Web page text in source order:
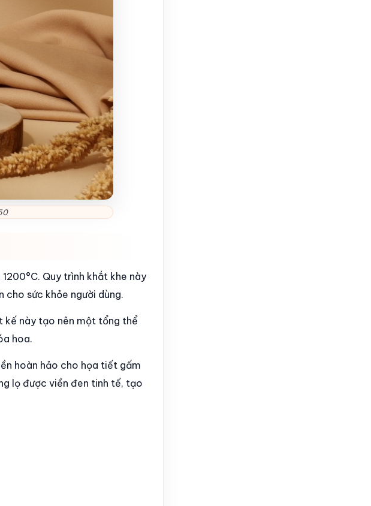
Quy trình khắt khe này
sức khỏe người dùng.
kế này tạo nên một tổng thể
hoa.
hoàn hảo cho họa tiết gấm
lọ được viền đen tinh tế, tạo